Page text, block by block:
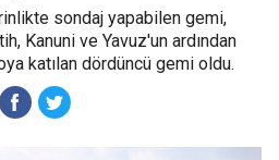
sondaj yapabilen gemi,
Kanuni ve Yavuz'un ardından
katılan dördüncü gemi oldu.